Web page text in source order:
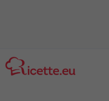
al
contenuto